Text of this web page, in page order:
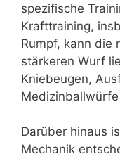
spezifische
Krafttraining,
Rumpf, kann die
stärkeren Wurf
Kniebeugen,
Darüber hinaus
Mechanik